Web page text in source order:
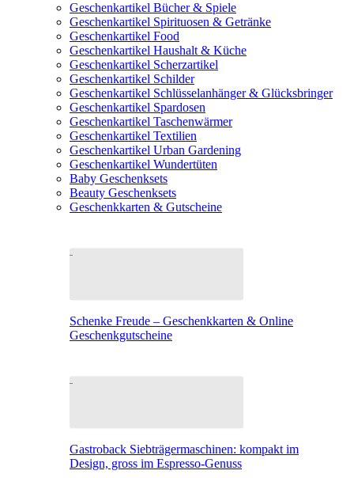
Geschenkartikel Bücher & Spiele
Geschenkartikel Spirituosen & Getränke
Geschenkartikel Food
Geschenkartikel Haushalt & Küche
Geschenkartikel Scherzartikel
Geschenkartikel Schilder
Geschenkartikel Schlüsselanhänger & Glücksbringer
Geschenkartikel Spardosen
Geschenkartikel Taschenwärmer
Geschenkartikel Textilien
Geschenkartikel Urban Gardening
Geschenkartikel Wundertüten
Baby Geschenksets
Beauty Geschenksets
Geschenkkarten & Gutscheine
Schenke Freude – Geschenkkarten & Online
Geschenkgutscheine
Gastroback Siebträgermaschinen: kompakt im
Design, gross im Espresso-Genuss